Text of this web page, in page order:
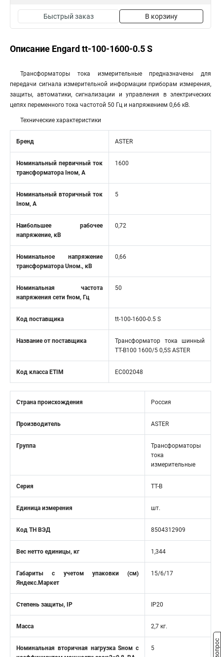
Быстрый заказ В корзину
Описание Engard tt-100-1600-0.5 S
Трансформаторы тока измерительные предназначены для
передачи сигнала измерительной информации приборам измерения,
защиты, автоматики, сигнализации и управления в электрических
цепях переменного тока частотой 50 Гц и напряжением 0,66 кВ.
Технические характеристики
Бренд ASTER
Номинальный первичный ток
трансформатора Iном, А
1600
Номинальный вторичный ток
Iном, А
5
Наибольшее рабочее
напряжение, кВ
0,72
Номинальное напряжение
трансформатора Uном., кВ
0,66
Номинальная частота
напряжения сети fном, Гц
50
Код поставщика tt-100-1600-0.5 S
Название от поставщика
Трансформатор тока шинный
ТТ-В100 1600/5 0,5S ASTER
Код класса ETIM EC002048
Страна происхождения Россия
Производитель ASTER
Группа
Трансформаторы
тока
измерительные
Серия TT-B
Единица измерения шт.
Код ТН ВЭД 8504312909
Вес нетто единицы, кг 1,344
Габариты с учетом упаковки (см)
Яндекс.Маркет
15/6/17
Степень защиты, IP IP20
Масса 2,7 кг.
Номинальная вторичная нагрузка Sном с
5